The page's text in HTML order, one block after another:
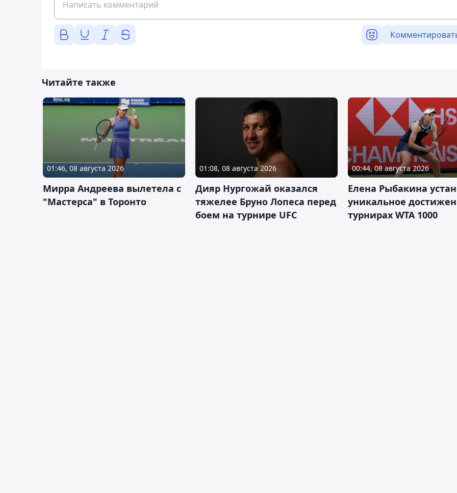
Читайте также
01:46, 08 августа 2026
Мирра Андреева вылетела с
"Мастерса" в Торонто
01:08, 08 августа 2026
Дияр Нургожай оказался
тяжелее Бруно Лопеса перед
боем на турнире UFC
00:44, 08 августа 2026
Елена Рыбакина
уникальное
турнирах WTA 1000